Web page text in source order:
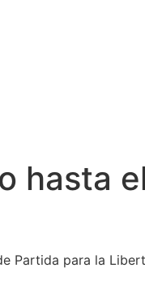
hasta
Partida para la